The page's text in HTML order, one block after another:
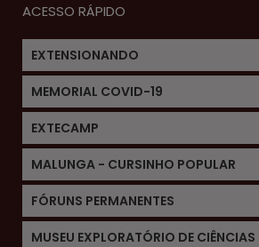
ACESSO RÁPIDO
EXTENSIONANDO
MEMORIAL COVID-19
EXTECAMP
MALUNGA - CURSINHO POPULAR
FÓRUNS PERMANENTES
MUSEU EXPLORATÓRIO DE CIÊNCIAS